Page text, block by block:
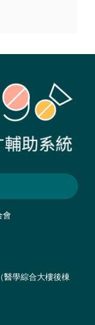
會
醫學綜合大樓後棟